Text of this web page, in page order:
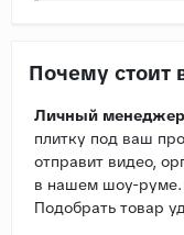
Почему стоит
Личный менеджер
плитку под ваш
отправит видео,
в нашем шоу-руме.
Подобрать товар